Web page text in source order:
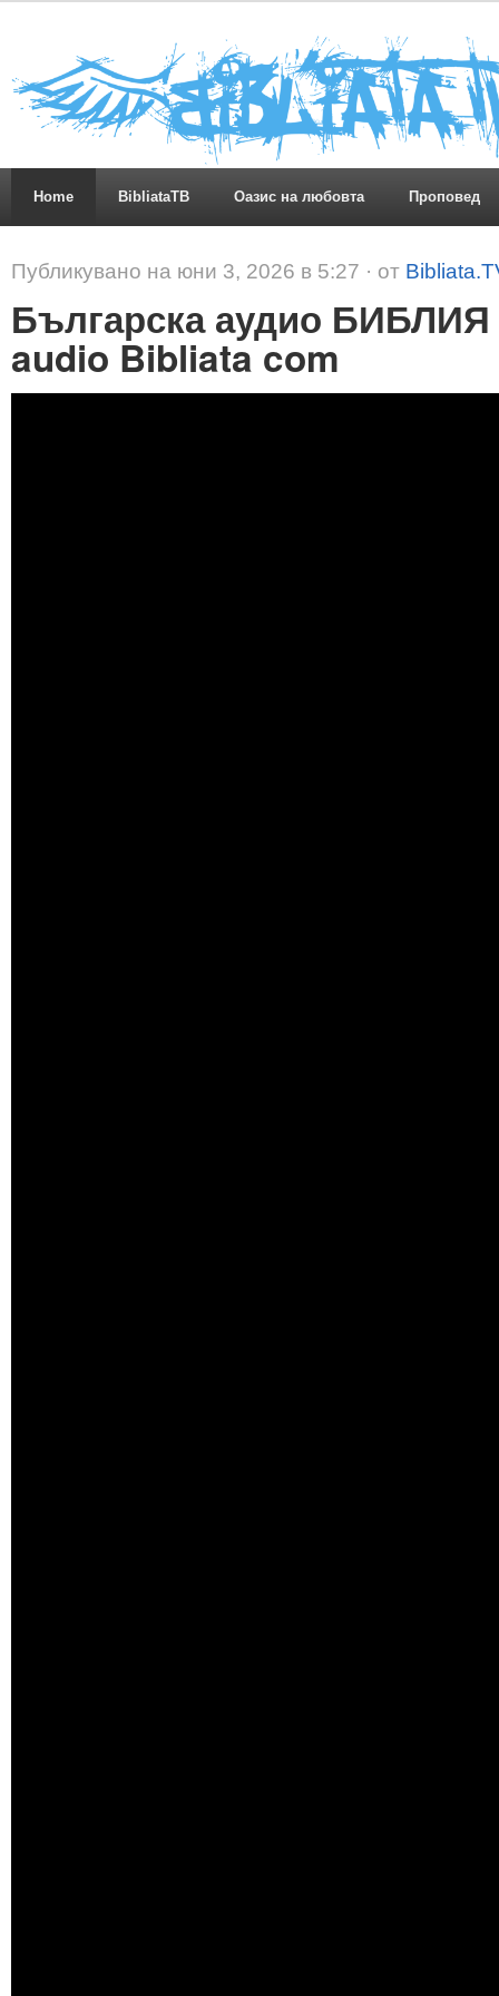
Home BibliataTB Оазис на любовта Проповед
Публикувано на юни 3, 2026 в 5:27 · от
Българска аудио БИБЛИЯ
audio Bibliata com